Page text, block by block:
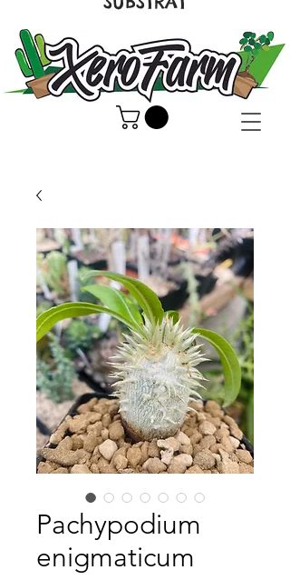
Pachypodium
enigmaticum